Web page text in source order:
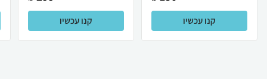
קנו עכשיו קנו עכשיו